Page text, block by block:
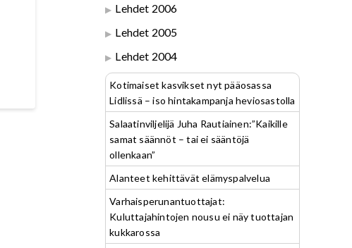
Lehdet 2006
Lehdet 2005
Lehdet 2004
Kotimaiset kasvikset nyt pääosassa
Lidlissä – iso hintakampanja heviosastolla
Salaatinviljelijä Juha Rautiainen:”Kaikille
samat säännöt – tai ei sääntöjä
ollenkaan”
Alanteet kehittävät elämyspalvelua
Varhaisperunantuottajat:
Kuluttajahintojen nousu ei näy tuottajan
kukkarossa